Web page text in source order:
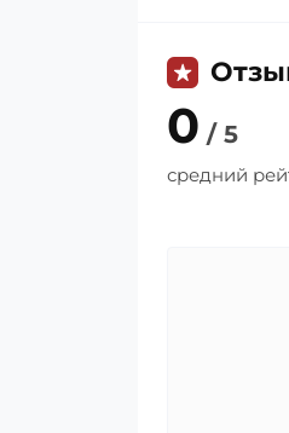
0 / 5
средний